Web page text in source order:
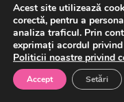
Acest site utilizează
corectă, pentru a
analiza traficul. Prin
exprimați acordul
Politicii noastre privind
Accept Setări